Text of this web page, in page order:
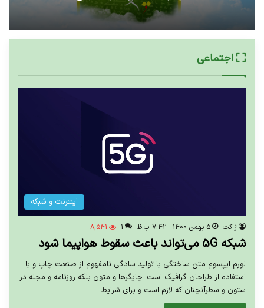
نیمه شعبان، ولادت حضرت مهدی (عج)
اجتماعی
اینترنت و شبکه
ژاکت 5 بهمن 1400 - 7:42 ب.ظ 1
8,541
شبکه 5G می‌تواند باعث سقوط هواپیما شود
لورم ایپسوم متن ساختگی با تولید سادگی نامفهوم از صنعت چاپ و با
استفاده از طراحان گرافیک است. چاپگرها و متون بلکه روزنامه و مجله در
ستون و سطرآنچنان که لازم است و برای شرایط…